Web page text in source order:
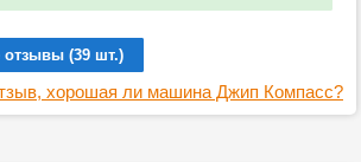
отзывы (39 шт.)
хорошая ли машина Джип Компасс?